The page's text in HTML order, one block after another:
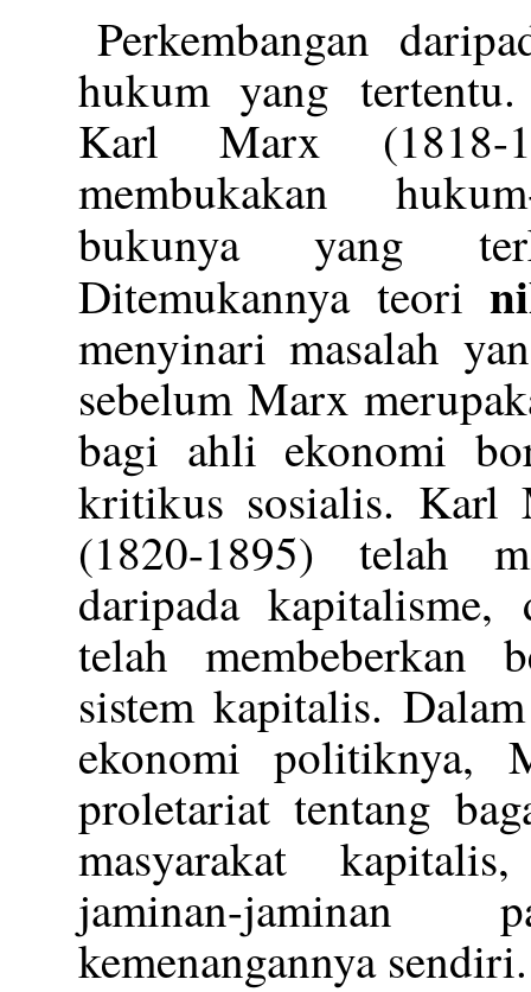
Perkembangan
hukum yang
Karl Marx (1818-
membukakan
bukunya yang
Ditemukannya teori
menyinari masalah
sebelum Marx
bagi ahli ekonomi
kritikus sosialis.
(1820-1895) telah
daripada
telah membeberkan
sistem kapitalis.
ekonomi politiknya,
proletariat tentang
masyarakat
jaminan-
kemenangannya sendiri.